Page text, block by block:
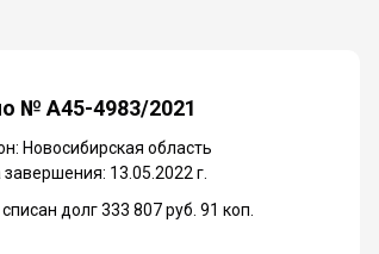
№ А45-4983/2021
Новосибирская область
13.05.2022 г.
списан долг 333 807 руб. 91 коп.